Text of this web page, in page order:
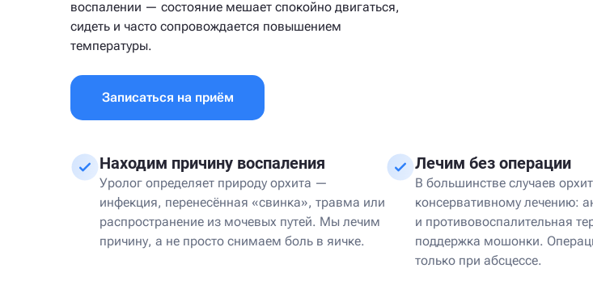
воспалении — состояние мешает спокойно двигаться,
сидеть и часто сопровождается повышением
температуры.
Записаться на приём
Находим причину воспаления
Уролог определяет природу орхита —
инфекция, перенесённая «свинка», травма или
распространение из мочевых путей. Мы лечим
причину, а не просто снимаем боль в яичке.
Лечим без операции
В большинстве случаев
консервативному лечению:
и противовоспалительная
поддержка мошонки.
только при абсцессе.